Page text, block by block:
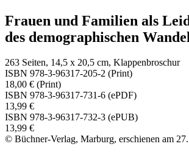
Frauen und Familien als
des demographischen
263 Seiten, 14,5 x 20,5 cm, Klappenbroschur
ISBN 978-3-96317-205-2 (Print)
18,00 € (Print)
ISBN 978-3-96317-731-6 (ePDF)
13,99 €
ISBN 978-3-96317-732-3 (ePUB)
13,99 €
© Büchner-Verlag, Marburg, erschienen am